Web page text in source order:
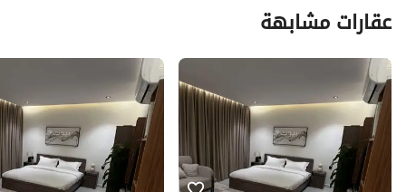
عقارات مشابهة